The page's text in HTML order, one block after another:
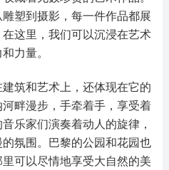
塑到摄影，每一件作品都展
这里，我们可以沉浸在艺术
力量。
筑和艺术上，还体现在它的
畔漫步，手牵着手，享受着
乐家们演奏着动人的旋律，
氛围。巴黎的公园和花园也
可以尽情地享受大自然的美